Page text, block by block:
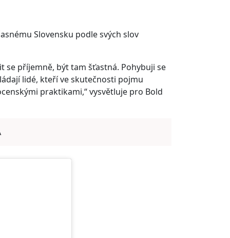
Slovensku podle svých slov
se příjemně, být tam šťastná. Pohybuji se
lidé, kteří ve skutečnosti pojmu
praktikami,“ vysvětluje pro Bold